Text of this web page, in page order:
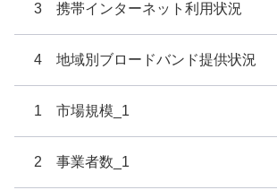
3 携帯インターネット利用状況
4 地域別ブロードバンド提供状況
1 市場規模_1
2 事業者数_1